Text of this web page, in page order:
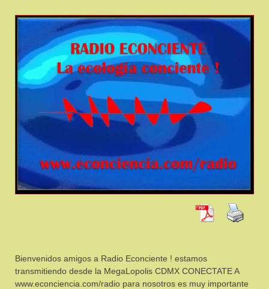
Bienvenidos amigos a Radio Econciente ! estamos
transmitiendo desde la MegaLopolis CDMX CONECTATE A
www.econciencia.com/radio para nosotros es muy importante